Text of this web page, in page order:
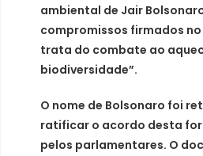
ambiental de Jair
compromissos firmados
trata do combate ao
biodiversidade”.
O nome de Bolsonaro foi
ratificar o acordo desta
pelos parlamentares. O